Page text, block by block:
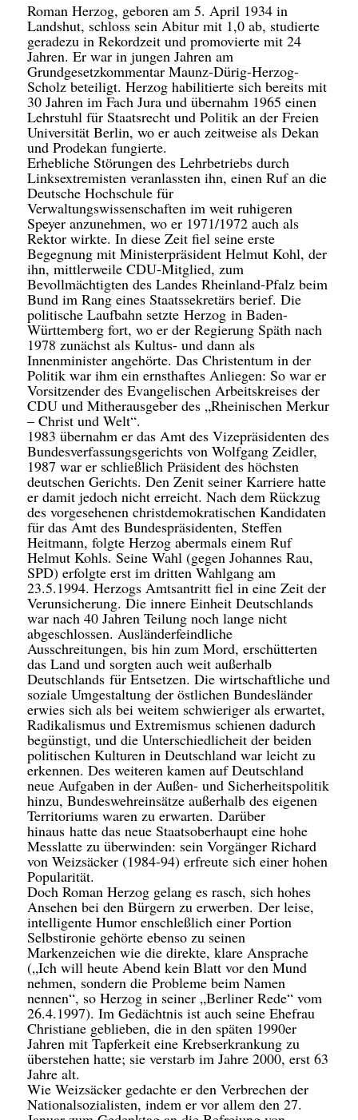
Roman Herzog, geboren am 5. April 1934 in
Landshut, schloss sein Abitur mit 1,0 ab, studierte
geradezu in Rekordzeit und promovierte mit 24
Jahren. Er war in jungen Jahren am
Grundgesetzkommentar Maunz-Dürig-Herzog-
Scholz beteiligt. Herzog habilitierte sich bereits mit
30 Jahren im Fach Jura und übernahm 1965 einen
Lehrstuhl für Staatsrecht und Politik an der Freien
Universität Berlin, wo er auch zeitweise als Dekan
und Prodekan fungierte.
Erhebliche Störungen des Lehrbetriebs durch
Linksextremisten veranlassten ihn, einen Ruf an die
Deutsche Hochschule für
Verwaltungswissenschaften im weit ruhigeren
Speyer anzunehmen, wo er 1971/1972 auch als
Rektor wirkte. In diese Zeit fiel seine erste
Begegnung mit Ministerpräsident Helmut Kohl, der
ihn, mittlerweile CDU-Mitglied, zum
Bevollmächtigten des Landes Rheinland-Pfalz beim
Bund im Rang eines Staatssekretärs berief. Die
politische Laufbahn setzte Herzog in Baden-
Württemberg fort, wo er der Regierung Späth nach
1978 zunächst als Kultus- und dann als
Innenminister angehörte. Das Christentum in der
Politik war ihm ein ernsthaftes Anliegen: So war er
Vorsitzender des Evangelischen Arbeitskreises der
CDU und Mitherausgeber des „Rheinischen Merkur
– Christ und Welt“.
1983 übernahm er das Amt des Vizepräsidenten des
Bundesverfassungsgerichts von Wolfgang Zeidler,
1987 war er schließlich Präsident des höchsten
deutschen Gerichts. Den Zenit seiner Karriere hatte
er damit jedoch nicht erreicht. Nach dem Rückzug
des vorgesehenen christdemokratischen Kandidaten
für das Amt des Bundespräsidenten, Steffen
Heitmann, folgte Herzog abermals einem Ruf
Helmut Kohls. Seine Wahl (gegen Johannes Rau,
SPD) erfolgte erst im dritten Wahlgang am
23.5.1994. Herzogs Amtsantritt fiel in eine Zeit der
Verunsicherung. Die innere Einheit Deutschlands
war nach 40 Jahren Teilung noch lange nicht
abgeschlossen. Ausländerfeindliche
Ausschreitungen, bis hin zum Mord, erschütterten
das Land und sorgten auch weit außerhalb
Deutschlands für Entsetzen. Die wirtschaftliche und
soziale Umgestaltung der östlichen Bundesländer
erwies sich als bei weitem schwieriger als erwartet,
Radikalismus und Extremismus schienen dadurch
begünstigt, und die Unterschiedlicheit der beiden
politischen Kulturen in Deutschland war leicht zu
erkennen. Des weiteren kamen auf Deutschland
neue Aufgaben in der Außen- und Sicherheitspolitik
hinzu, Bundeswehreinsätze außerhalb des eigenen
Territoriums waren zu erwarten. Darüber
hinaus hatte das neue Staatsoberhaupt eine hohe
Messlatte zu überwinden: sein Vorgänger Richard
von Weizsäcker (1984-94) erfreute sich einer hohen
Popularität.
Doch Roman Herzog gelang es rasch, sich hohes
Ansehen bei den Bürgern zu erwerben. Der leise,
intelligente Humor enschleßlich einer Portion
Selbstironie gehörte ebenso zu seinen
Markenzeichen wie die direkte, klare Ansprache
(„Ich will heute Abend kein Blatt vor den Mund
nehmen, sondern die Probleme beim Namen
nennen“, so Herzog in seiner „Berliner Rede“ vom
26.4.1997). Im Gedächtnis ist auch seine Ehefrau
Christiane geblieben, die in den späten 1990er
Jahren mit Tapferkeit eine Krebserkrankung zu
überstehen hatte; sie verstarb im Jahre 2000, erst 63
Jahre alt.
Wie Weizsäcker gedachte er den Verbrechen der
Nationalsozialisten, indem er vor allem den 27.